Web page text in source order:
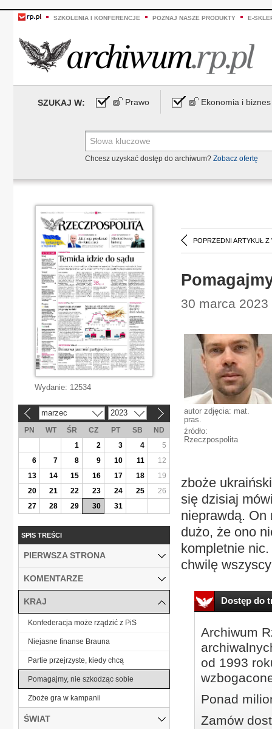
SZKOLENIA I KONFERENCJE POZNAJ NASZE PRODUKTY E-
SZUKAJ W: Prawo Ekonomia i biznes
Chcesz uzyskać dostęp do archiwum? Zobacz ofertę
POPRZEDNI ARTYKUŁ Z
30 marca
autor zdjęcia: mat.
pras.
źródło:
Rzeczpospolita
zboże
się dzisiaj
nieprawdą. On
dużo, że ono
kompletnie
chwilę
Dostęp do
Archiwum
od 1993
Ponad
Zamów
Wydanie: 12534
marzec 2023
PN WT ŚR CZ PT SB
ND
1
2 3 4
5
6
7 8 9 10 11
12
13
14 15 16 17 18
19
20
21 22 23 24 25
26
27
28 29 30 31
SPIS TREŚCI
PIERWSZA STRONA
KOMENTARZE
KRAJ
Konfederacja może rządzić z PiS
Niejasne finanse Brauna
Partie przejrzyste, kiedy chcą
Pomagajmy, nie szkodząc sobie
Zboże gra w kampanii
ŚWIAT